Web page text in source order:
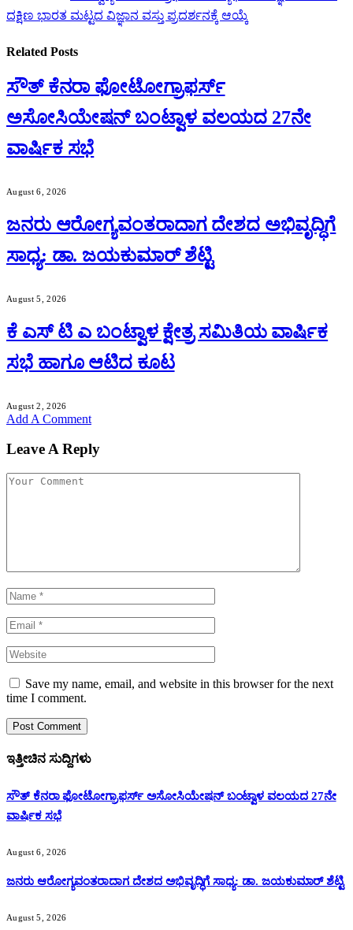
ದಕ್ಷಿಣ ಭಾರತ ಮಟ್ಟದ ವಿಜ್ಞಾನ ವಸ್ತು ಪ್ರದರ್ಶನಕ್ಕೆ ಆಯ್ಕೆ
Related Posts
ಸೌತ್ ಕೆನರಾ ಫೋಟೋಗ್ರಾಫರ್ಸ್
ಅಸೋಸಿಯೇಷನ್ ಬಂಟ್ವಾಳ ವಲಯದ 27ನೇ
ವಾರ್ಷಿಕ ಸಭೆ
August 6, 2026
ಜನರು ಆರೋಗ್ಯವಂತರಾದಾಗ ದೇಶದ ಅಭಿವೃದ್ಧಿಗೆ
ಸಾಧ್ಯ: ಡಾ. ಜಯಕುಮಾರ್ ಶೆಟ್ಟಿ
August 5, 2026
ಕೆ ಎಸ್ ಟಿ ಎ ಬಂಟ್ವಾಳ ಕ್ಷೇತ್ರ ಸಮಿತಿಯ ವಾರ್ಷಿಕ
ಸಭೆ ಹಾಗೂ ಆಟಿದ ಕೂಟ
August 2, 2026
Add A Comment
Leave A Reply
Save my name, email, and website in this browser for the next
time I comment.
ಇತ್ತೀಚಿನ ಸುದ್ದಿಗಳು
ಸೌತ್ ಕೆನರಾ ಫೋಟೋಗ್ರಾಫರ್ಸ್ ಅಸೋಸಿಯೇಷನ್ ಬಂಟ್ವಾಳ ವಲಯದ 27ನೇ
ವಾರ್ಷಿಕ ಸಭೆ
August 6, 2026
ಜನರು ಆರೋಗ್ಯವಂತರಾದಾಗ ದೇಶದ ಅಭಿವೃದ್ಧಿಗೆ ಸಾಧ್ಯ: ಡಾ. ಜಯಕುಮಾರ್ ಶೆಟ್ಟಿ
August 5, 2026